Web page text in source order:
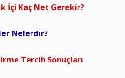
İçi Kaç Net Gerekir?
Nelerdir?
Tercih Sonuçları